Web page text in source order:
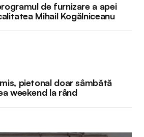
de furnizare a apei
Mihail Kogălniceanu
pietonal doar sâmbătă
weekend la rând